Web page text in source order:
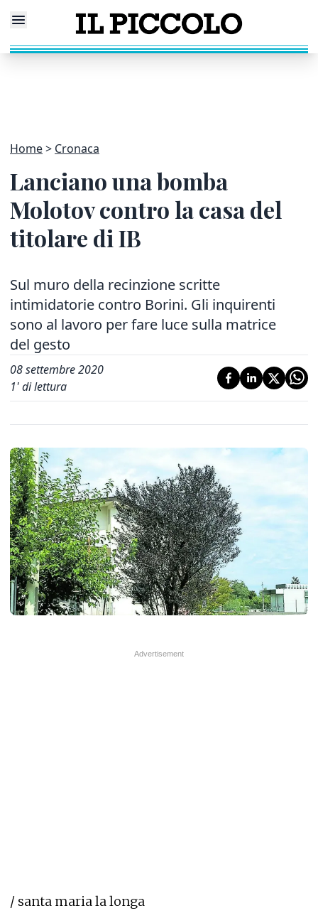
Home Cronaca
Lanciano una bomba
Molotov contro la casa del
titolare di IB
Sul muro della recinzione scritte
intimidatorie contro Borini. Gli inquirenti
sono al lavoro per fare luce sulla matrice
del gesto
08 settembre 2020
1' di lettura
/ santa maria la longa